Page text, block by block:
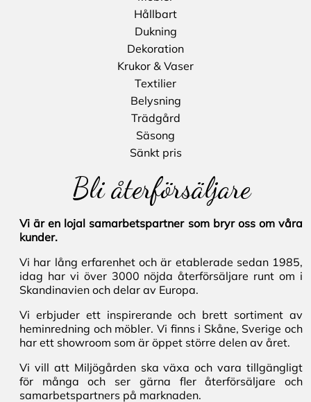
Hållbart
Dukning
Dekoration
Krukor & Vaser
Textilier
Belysning
Trädgård
Säsong
Sänkt pris
Bli återförsäljare
Vi är en lojal samarbetspartner som bryr oss om våra
kunder.
Vi har lång erfarenhet och är etablerade sedan 1985,
idag har vi över 3000 nöjda återförsäljare runt om i
Skandinavien och delar av Europa.
Vi erbjuder ett inspirerande och brett sortiment av
heminredning och möbler. Vi finns i Skåne, Sverige och
har ett showroom som är öppet större delen av året.
Vi vill att Miljögården ska växa och vara tillgängligt
för många och ser gärna fler återförsäljare och
samarbetspartners på marknaden.